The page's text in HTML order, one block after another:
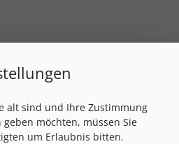
/ 14:00-18:00
/ 14:00-18:00
alt sind und Ihre Zustimmung
möchten, müssen Sie
um Erlaubnis bitten.